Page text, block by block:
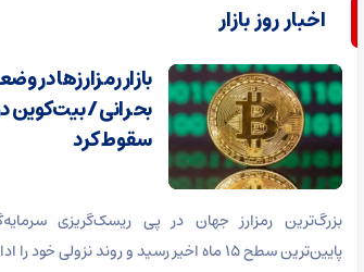
اخبار روز بازار
بازار رمزارزها در
بحرانی / بیت‌کوین
سقوط کرد
بزرگ‌ترین رمزارز جهان در پی ریسک‌گریزی
پایین‌ترین سطح ۱۵ ماه اخیر رسید و روند نزولی خود را ادامه داد.